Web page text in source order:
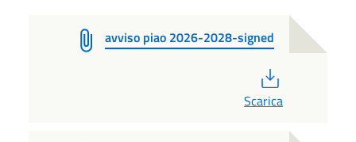
avviso piao 2026-2028-signed
Scarica